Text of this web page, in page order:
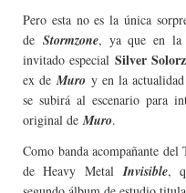
Pero esta no es la única
de Stormzone, ya que en la
invitado especial Silver
ex deMuro y en la
se subirá al escenario para
original deMuro.
Como banda acompañante del
de Heavy MetalInvisible,